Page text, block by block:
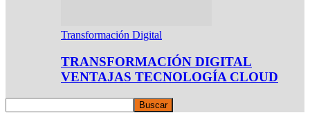
Transformación Digital
TRANSFORMACIÓN DIGITAL
VENTAJAS TECNOLOGÍA CLOUD